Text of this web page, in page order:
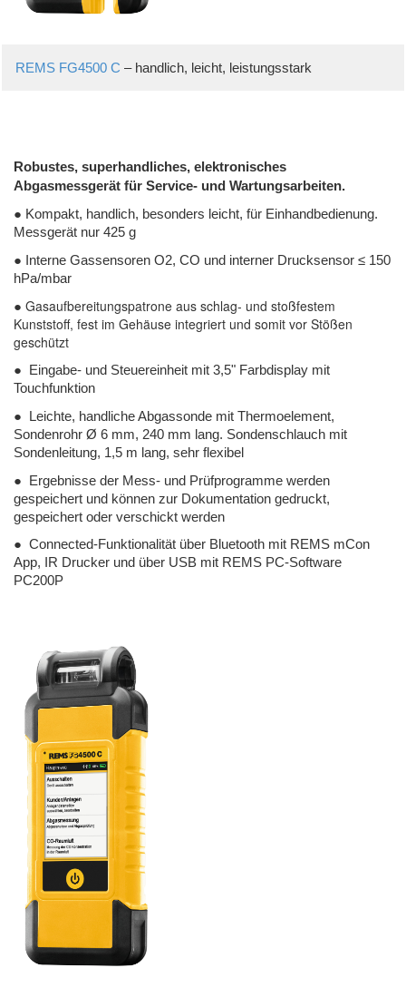
REMS FG4500 C – handlich, leicht, leistungsstark
Robustes, superhandliches, elektronisches
Abgasmessgerät für Service- und Wartungsarbeiten.
● Kompakt, handlich, besonders leicht, für Einhandbedienung.
Messgerät nur 425 g
● Interne Gassensoren O2, CO und interner Drucksensor ≤ 150
hPa/mbar
● Gasaufbereitungspatrone aus schlag- und stoßfestem
Kunststoff, fest im Gehäuse integriert und somit vor Stößen
geschützt
● Eingabe- und Steuereinheit mit 3,5" Farbdisplay mit
Touchfunktion
● Leichte, handliche Abgassonde mit Thermoelement,
Sondenrohr Ø 6 mm, 240 mm lang. Sondenschlauch mit
Sondenleitung, 1,5 m lang, sehr flexibel
● Ergebnisse der Mess- und Prüfprogramme werden
gespeichert und können zur Dokumentation gedruckt,
gespeichert oder verschickt werden
● Connected-Funktionalität über Bluetooth mit REMS mCon
App, IR Drucker und über USB mit REMS PC-Software
PC200P